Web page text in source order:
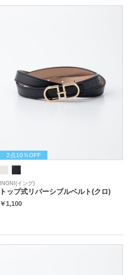
2点10％OFF
INGNI(イング)
トップ式リバーシブルベルト(クロ)
￥1,100